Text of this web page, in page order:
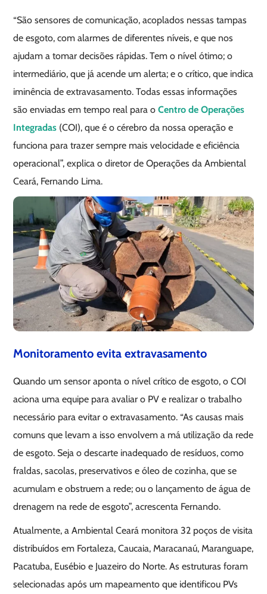
“São sensores de comunicação, acoplados nessas tampas
de esgoto, com alarmes de diferentes níveis, e que nos
ajudam a tomar decisões rápidas. Tem o nível ótimo; o
intermediário, que já acende um alerta; e o crítico, que indica
iminência de extravasamento. Todas essas informações
são enviadas em tempo real para oCentro de Operações
Integradas (COI), que é o cérebro da nossa operação e
funciona para trazer sempre mais velocidade e eficiência
operacional”, explica o diretor de Operações da Ambiental
Ceará, Fernando Lima.
Monitoramento evita extravasamento
Quando um sensor aponta o nível crítico de esgoto, o COI
aciona uma equipe para avaliar o PV e realizar o trabalho
necessário para evitar o extravasamento. “As causas mais
comuns que levam a isso envolvem a má utilização da rede
de esgoto. Seja o descarte inadequado de resíduos, como
fraldas, sacolas, preservativos e óleo de cozinha, que se
acumulam e obstruem a rede; ou o lançamento de água de
drenagem na rede de esgoto”, acrescenta Fernando.
Atualmente, a Ambiental Ceará monitora 32 poços de visita
distribuídos em Fortaleza, Caucaia, Maracanaú, Maranguape,
Pacatuba, Eusébio e Juazeiro do Norte. As estruturas foram
selecionadas após um mapeamento que identificou PVs